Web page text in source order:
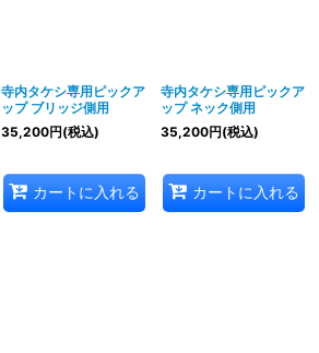
寺内タケシ専用ピックア
ップ ブリッジ側用
35,200円(税込)
カートに入れる
寺内タケシ専用ピックア
ップ ネック側用
35,200円(税込)
カートに入れる